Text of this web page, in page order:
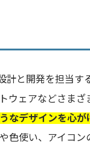
計と開発を担当す
ェアなどさまざ
なデザインを心が
色使い、アイコ